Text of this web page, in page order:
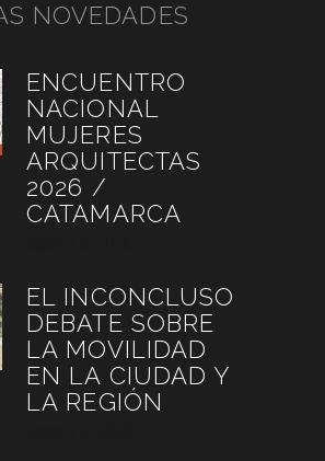
NOVEDADES
ENCUENTRO
NACIONAL
MUJERES
ARQUITECTAS
2026 /
CATAMARCA
EL INCONCLUSO
DEBATE SOBRE
LA MOVILIDAD
EN LA CIUDAD Y
LA REGIÓN